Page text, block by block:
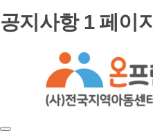
공지사항 1 페이지